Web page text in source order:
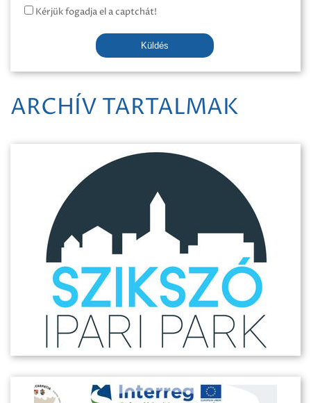
Kérjük fogadja el a captchát!
Küldés
ARCHÍV TARTALMAK